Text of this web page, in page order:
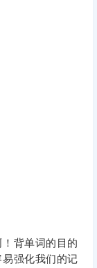
背单词的目的
强化我们的记